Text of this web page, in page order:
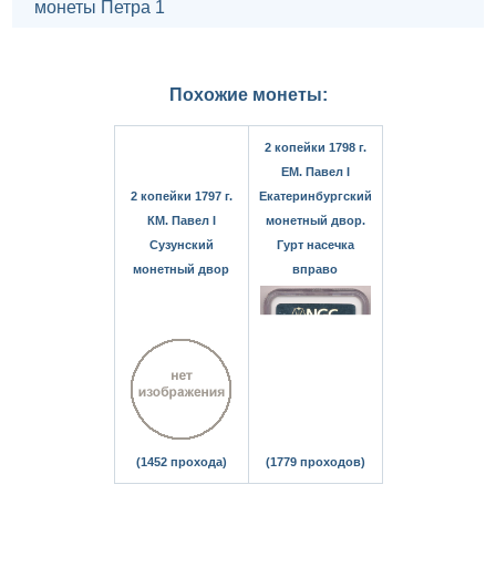
монеты Петра 1
Похожие монеты:
2 копейки 1797 г.
КМ. Павел I
Сузунский
монетный двор
(1452 прохода)
2 копейки 1798 г.
ЕМ. Павел I
Екатеринбургский
монетный двор.
Гурт насечка
вправо
(1779 проходов)